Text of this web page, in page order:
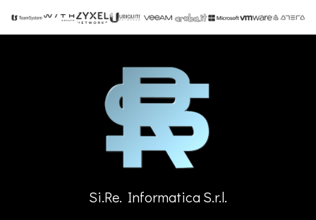
Si.Re. Informatica S.r.l.